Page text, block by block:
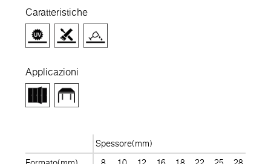
Caratteristiche
Applicazioni
Spessore(mm)